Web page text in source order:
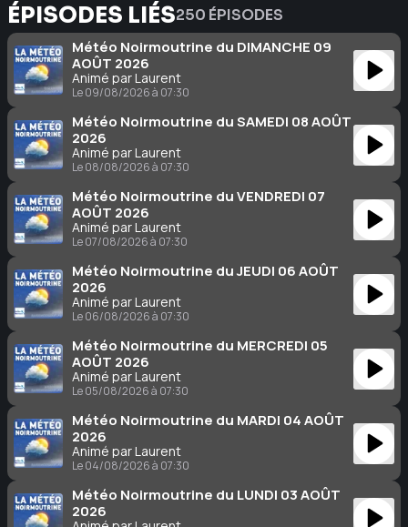
ÉPISODES LIÉS250 ÉPISODES
Météo Noirmoutrine du DIMANCHE 09
AOÛT 2026
Animé par Laurent
Le 09/08/2026 à 07:30
Météo Noirmoutrine du SAMEDI 08 AOÛT
2026
Animé par Laurent
Le 08/08/2026 à 07:30
Météo Noirmoutrine du VENDREDI 07
AOÛT 2026
Animé par Laurent
Le 07/08/2026 à 07:30
Météo Noirmoutrine du JEUDI 06 AOÛT
2026
Animé par Laurent
Le 06/08/2026 à 07:30
Météo Noirmoutrine du MERCREDI 05
AOÛT 2026
Animé par Laurent
Le 05/08/2026 à 07:30
Météo Noirmoutrine du MARDI 04 AOÛT
2026
Animé par Laurent
Le 04/08/2026 à 07:30
Météo Noirmoutrine du LUNDI 03 AOÛT
2026